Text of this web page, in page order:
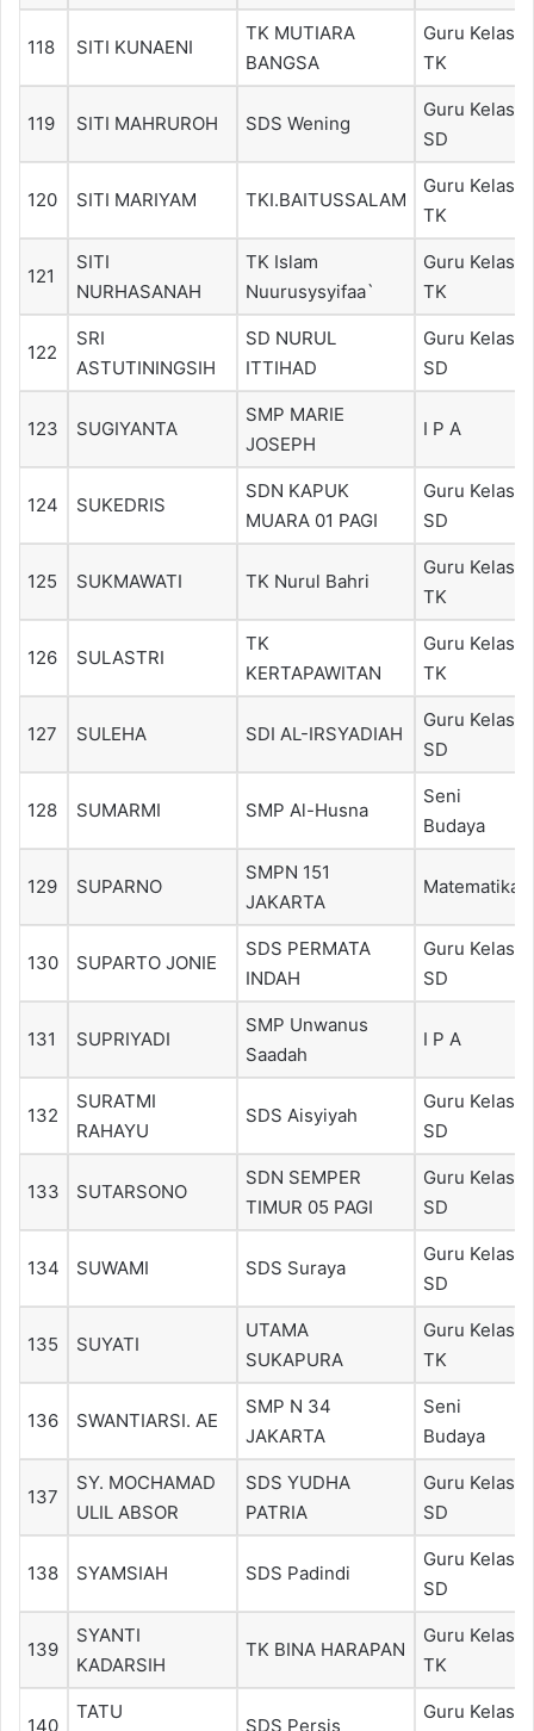
118 SITI KUNAENI
TK MUTIARA
BANGSA
Guru Kelas
TK
119 SITI MAHRUROH SDS Wening
Guru Kelas
SD
120 SITI MARIYAM TKI.BAITUSSALAM
Guru Kelas
TK
121
SITI
NURHASANAH
TK Islam
Nuurusysyifaa`
Guru Kelas
TK
122
SRI
ASTUTININGSIH
SD NURUL
ITTIHAD
Guru Kelas
SD
123 SUGIYANTA
SMP MARIE
JOSEPH
I P A
124 SUKEDRIS
SDN KAPUK
MUARA 01 PAGI
Guru Kelas
SD
125 SUKMAWATI TK Nurul Bahri
Guru Kelas
TK
126 SULASTRI
TK
KERTAPAWITAN
Guru Kelas
TK
127 SULEHA SDI AL-IRSYADIAH
Guru Kelas
SD
128 SUMARMI SMP Al-Husna
Seni
Budaya
129 SUPARNO
SMPN 151
JAKARTA
Matematika
130 SUPARTO JONIE
SDS PERMATA
INDAH
Guru Kelas
SD
131 SUPRIYADI
SMP Unwanus
Saadah
I P A
132
SURATMI
RAHAYU
SDS Aisyiyah
Guru Kelas
SD
133 SUTARSONO
SDN SEMPER
TIMUR 05 PAGI
Guru Kelas
SD
134 SUWAMI SDS Suraya
Guru Kelas
SD
135 SUYATI
UTAMA
SUKAPURA
Guru Kelas
TK
136 SWANTIARSI. AE
SMP N 34
JAKARTA
Seni
Budaya
137
SY. MOCHAMAD
ULIL ABSOR
SDS YUDHA
PATRIA
Guru Kelas
SD
138 SYAMSIAH SDS Padindi
Guru Kelas
SD
139
SYANTI
KADARSIH
TK BINA HARAPAN
Guru Kelas
TK
140
TATU
SDS Persis
Guru Kelas